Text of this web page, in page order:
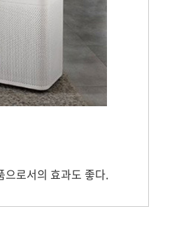
으로서의 효과도 좋다.